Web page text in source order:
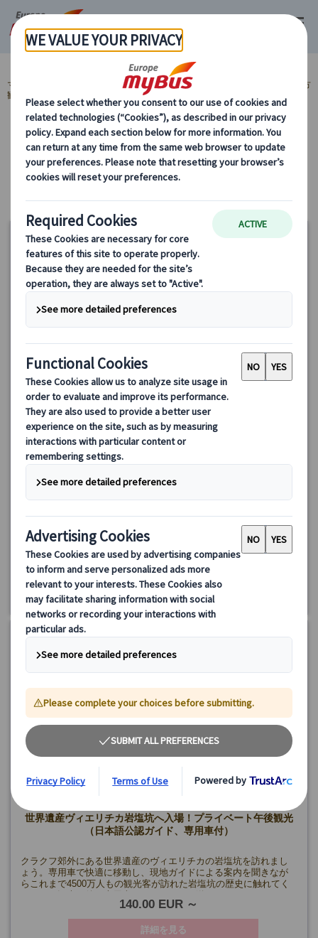
マイバス・ヨーロッパ ポーランド (17) クラクフ (10)
ポーランド地方
観光 (5)
カテゴリーから探す
ポーランド地方観光
アウシュヴィッツ･ビルケナウ博物館 プライベート1日観光
（日本語公認ガイド付き、専用車プランまたは公共交通機関プ
ラン）
世界遺産に登録されている、ポーランドの歴史でもっとも重要な
二次世界大戦中、ナチスの強制収容所として、ヨーロッパ中から
で、安心して観光できます。
155.00 EUR
毎日(11/1・11、12/24～26、1/1・6、 3/28・29を除く)
【専用車付きプラン】約6時間
【公共交通機関利用プラン】約8時間
世界遺産ヴィエリチカ岩塩坑へ入場！プライベート午後観光
（日本語公認ガイド、専用車付）
クラクフ郊外にある世界遺産のヴィエリチカの岩塩坑を訪れまし
ょう。専用車で快適に移動し、現地ガイドによる案内を聞きなが
らこれまで4500万人もの観光客が訪れた岩塩坑の歴史に触れてく
140.00 EUR
詳細を見る